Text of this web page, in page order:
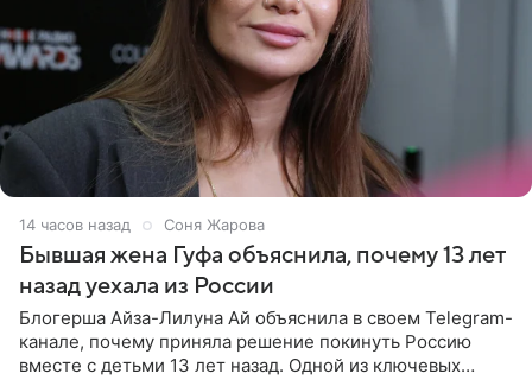
14 часов назад Соня Жарова
Бывшая жена Гуфа объяснила, почему 13 лет
назад уехала из России
Блогерша Айза-Лилуна Ай объяснила в своем Telegram-
канале, почему приняла решение покинуть Россию
вместе с детьми 13 лет назад. Одной из ключевых